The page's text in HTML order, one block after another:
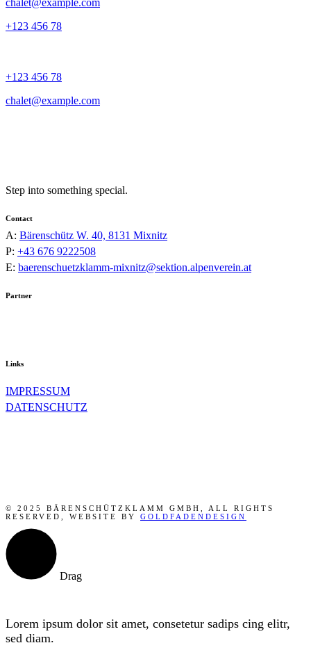
chalet@example.com
+123 456 78
+123 456 78
chalet@example.com
Step into something special.
Contact
A: Bärenschütz W. 40, 8131 Mixnitz
P: +43 676 9222508
E: baerenschuetzklamm-mixnitz@sektion.alpenverein.at
Partner
Links
IMPRESSUM
DATENSCHUTZ
© 2025 BÄRENSCHÜTZKLAMM GMBH, ALL RIGHTS
RESERVED, WEBSITE BY GOLDFADENDESIGN
Drag
Lorem ipsum dolor sit amet, consetetur sadips cing elitr,
sed diam.